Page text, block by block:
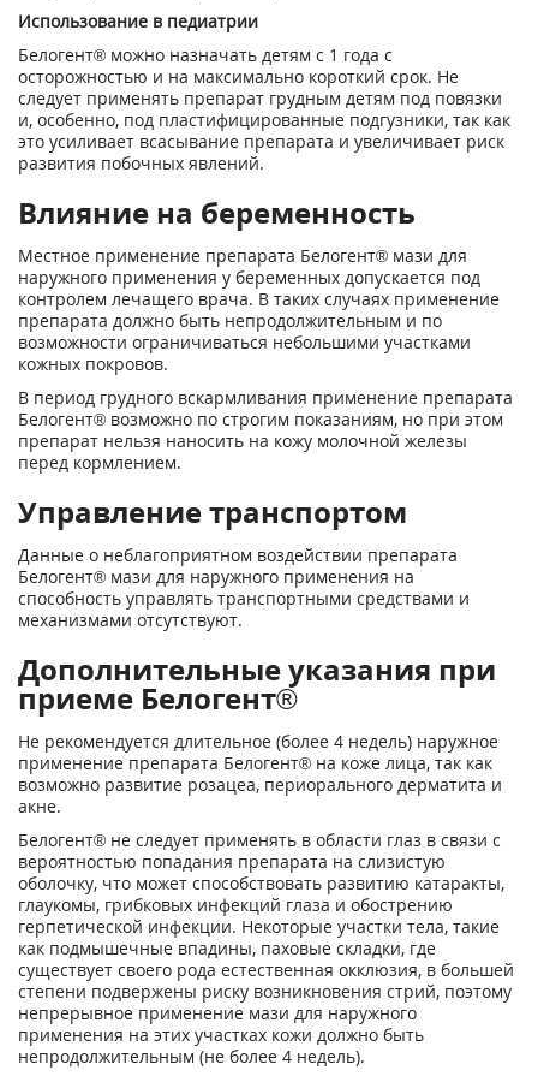
Использование в педиатрии
Белогент® можно назначать детям с 1 года с
осторожностью и на максимально короткий срок. Не
следует применять препарат грудным детям под повязки
и, особенно, под пластифицированные подгузники, так как
это усиливает всасывание препарата и увеличивает риск
развития побочных явлений.
Влияние на беременность
Местное применение препарата Белогент® мази для
наружного применения у беременных допускается под
контролем лечащего врача. В таких случаях применение
препарата должно быть непродолжительным и по
возможности ограничиваться небольшими участками
кожных покровов.
В период грудного вскармливания применение препарата
Белогент® возможно по строгим показаниям, но при этом
препарат нельзя наносить на кожу молочной железы
перед кормлением.
Управление транспортом
Данные о неблагоприятном воздействии препарата
Белогент® мази для наружного применения на
способность управлять транспортными средствами и
механизмами отсутствуют.
Дополнительные указания при
приеме Белогент®
Не рекомендуется длительное (более 4 недель) наружное
применение препарата Белогент® на коже лица, так как
возможно развитие розацеа, периорального дерматита и
акне.
Белогент® не следует применять в области глаз в связи с
вероятностью попадания препарата на слизистую
оболочку, что может способствовать развитию катаракты,
глаукомы, грибковых инфекций глаза и обострению
герпетической инфекции. Некоторые участки тела, такие
как подмышечные впадины, паховые складки, где
существует своего рода естественная окклюзия, в большей
степени подвержены риску возникновения стрий, поэтому
непрерывное применение мази для наружного
применения на этих участках кожи должно быть
непродолжительным (не более 4 недель).